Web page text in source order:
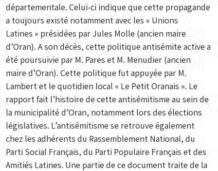
départementale. Celui-ci indique que cette propagande
a toujours existé notamment avec les « Unions
Latines » présidées par Jules Molle (ancien maire
d’Oran). A son décès, cette politique antisémite active a
été poursuivie par M. Pares et M. Menudier (ancien
maire d’Oran). Cette politique fut appuyée par M.
Lambert et le quotidien local « Le Petit Oranais ». Le
rapport fait l’histoire de cette antisémitisme au sein de
la municipalité d’Oran, notamment lors des élections
législatives. L’antisémitisme se retrouve également
chez les adhérents du Rassemblement National, du
Parti Social Français, du Parti Populaire Français et des
Amitiés Latines. Une partie de ce document traite de la